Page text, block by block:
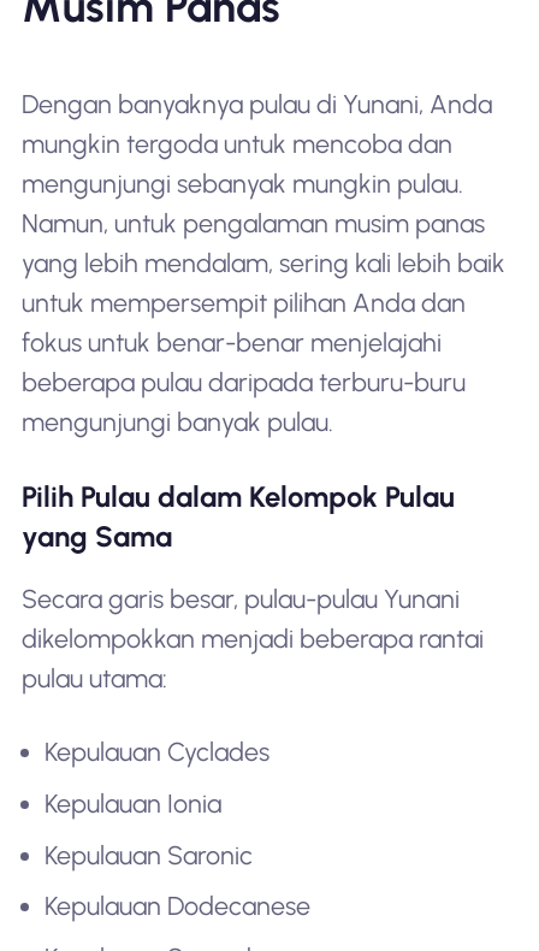
Dengan banyaknya pulau di Yunani, Anda
mungkin tergoda untuk mencoba dan
mengunjungi sebanyak mungkin pulau.
Namun, untuk pengalaman musim panas
yang lebih mendalam, sering kali lebih baik
untuk mempersempit pilihan Anda dan
fokus untuk benar-benar menjelajahi
beberapa pulau daripada terburu-buru
mengunjungi banyak pulau.
Pilih Pulau dalam Kelompok Pulau
yang Sama
Secara garis besar, pulau-pulau Yunani
dikelompokkan menjadi beberapa rantai
pulau utama:
Kepulauan Cyclades
Kepulauan Ionia
Kepulauan Saronic
Kepulauan Dodecanese